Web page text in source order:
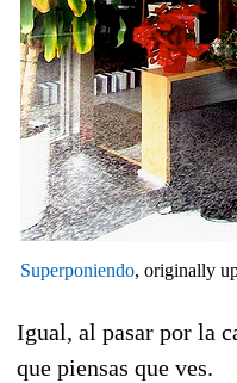
Superponiendo, originally
Igual, al pasar por la
que piensas que ves.